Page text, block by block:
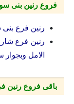
فروع رنين بنى
رنين فرع بنى
الامل
باقى فروع رنين